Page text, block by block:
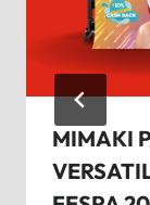
MIMAKI